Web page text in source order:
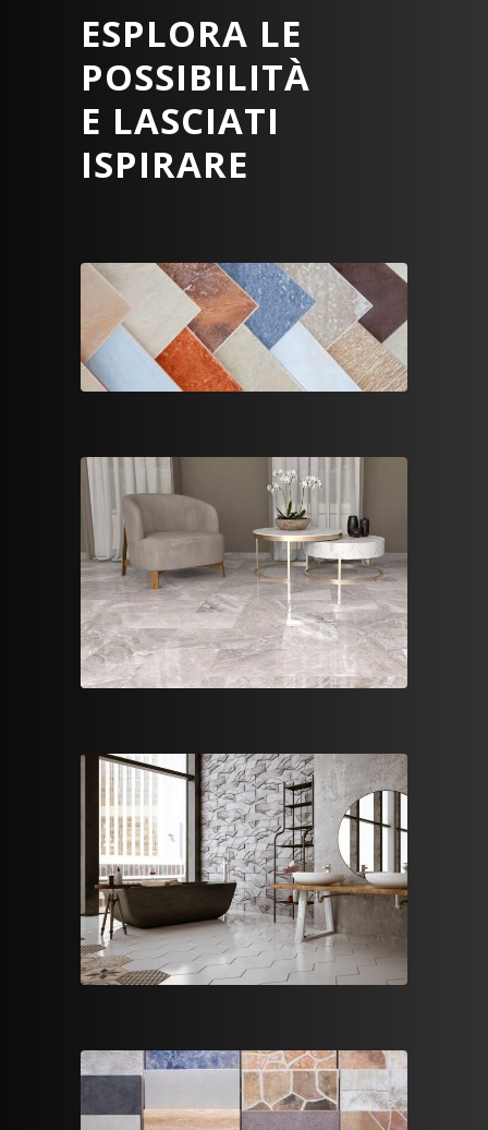
ESPLORA LE
POSSIBILITÀ
E LASCIATI
ISPIRARE